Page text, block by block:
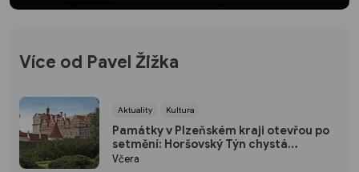
Více od Pavel Žižka
Aktuality Kultura
Památky v Plzeňském kraji otevřou po
setmění: Horšovský Týn chystá
japonský program, Rabí osvítí svíčky
Včera